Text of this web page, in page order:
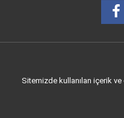
Sitemizde kullanılan içerik ve